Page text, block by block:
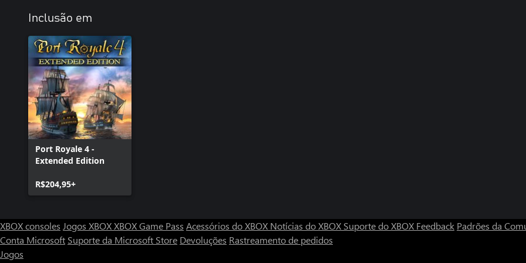
Inclusão em
Port Royale 4 -
Extended Edition
R$204,95+
XBOX consoles Jogos XBOXXBOX Game Pass Acessórios do XBOX Notícias do XBOX Suporte do XBOX Feedback Padrões da
Conta Microsoft Suporte da Microsoft Store Devoluções Rastreamento de pedidos
Jogos